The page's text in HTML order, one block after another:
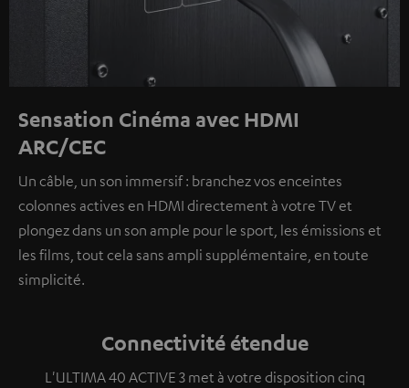
Sensation Cinéma avec HDMI
ARC/CEC
Un câble, un son immersif : branchez vos enceintes
colonnes actives en HDMI directement à votre TV et
plongez dans un son ample pour le sport, les émissions et
les films, tout cela sans ampli supplémentaire, en toute
simplicité.
Connectivité étendue
L'ULTIMA 40 ACTIVE 3 met à votre disposition cinq